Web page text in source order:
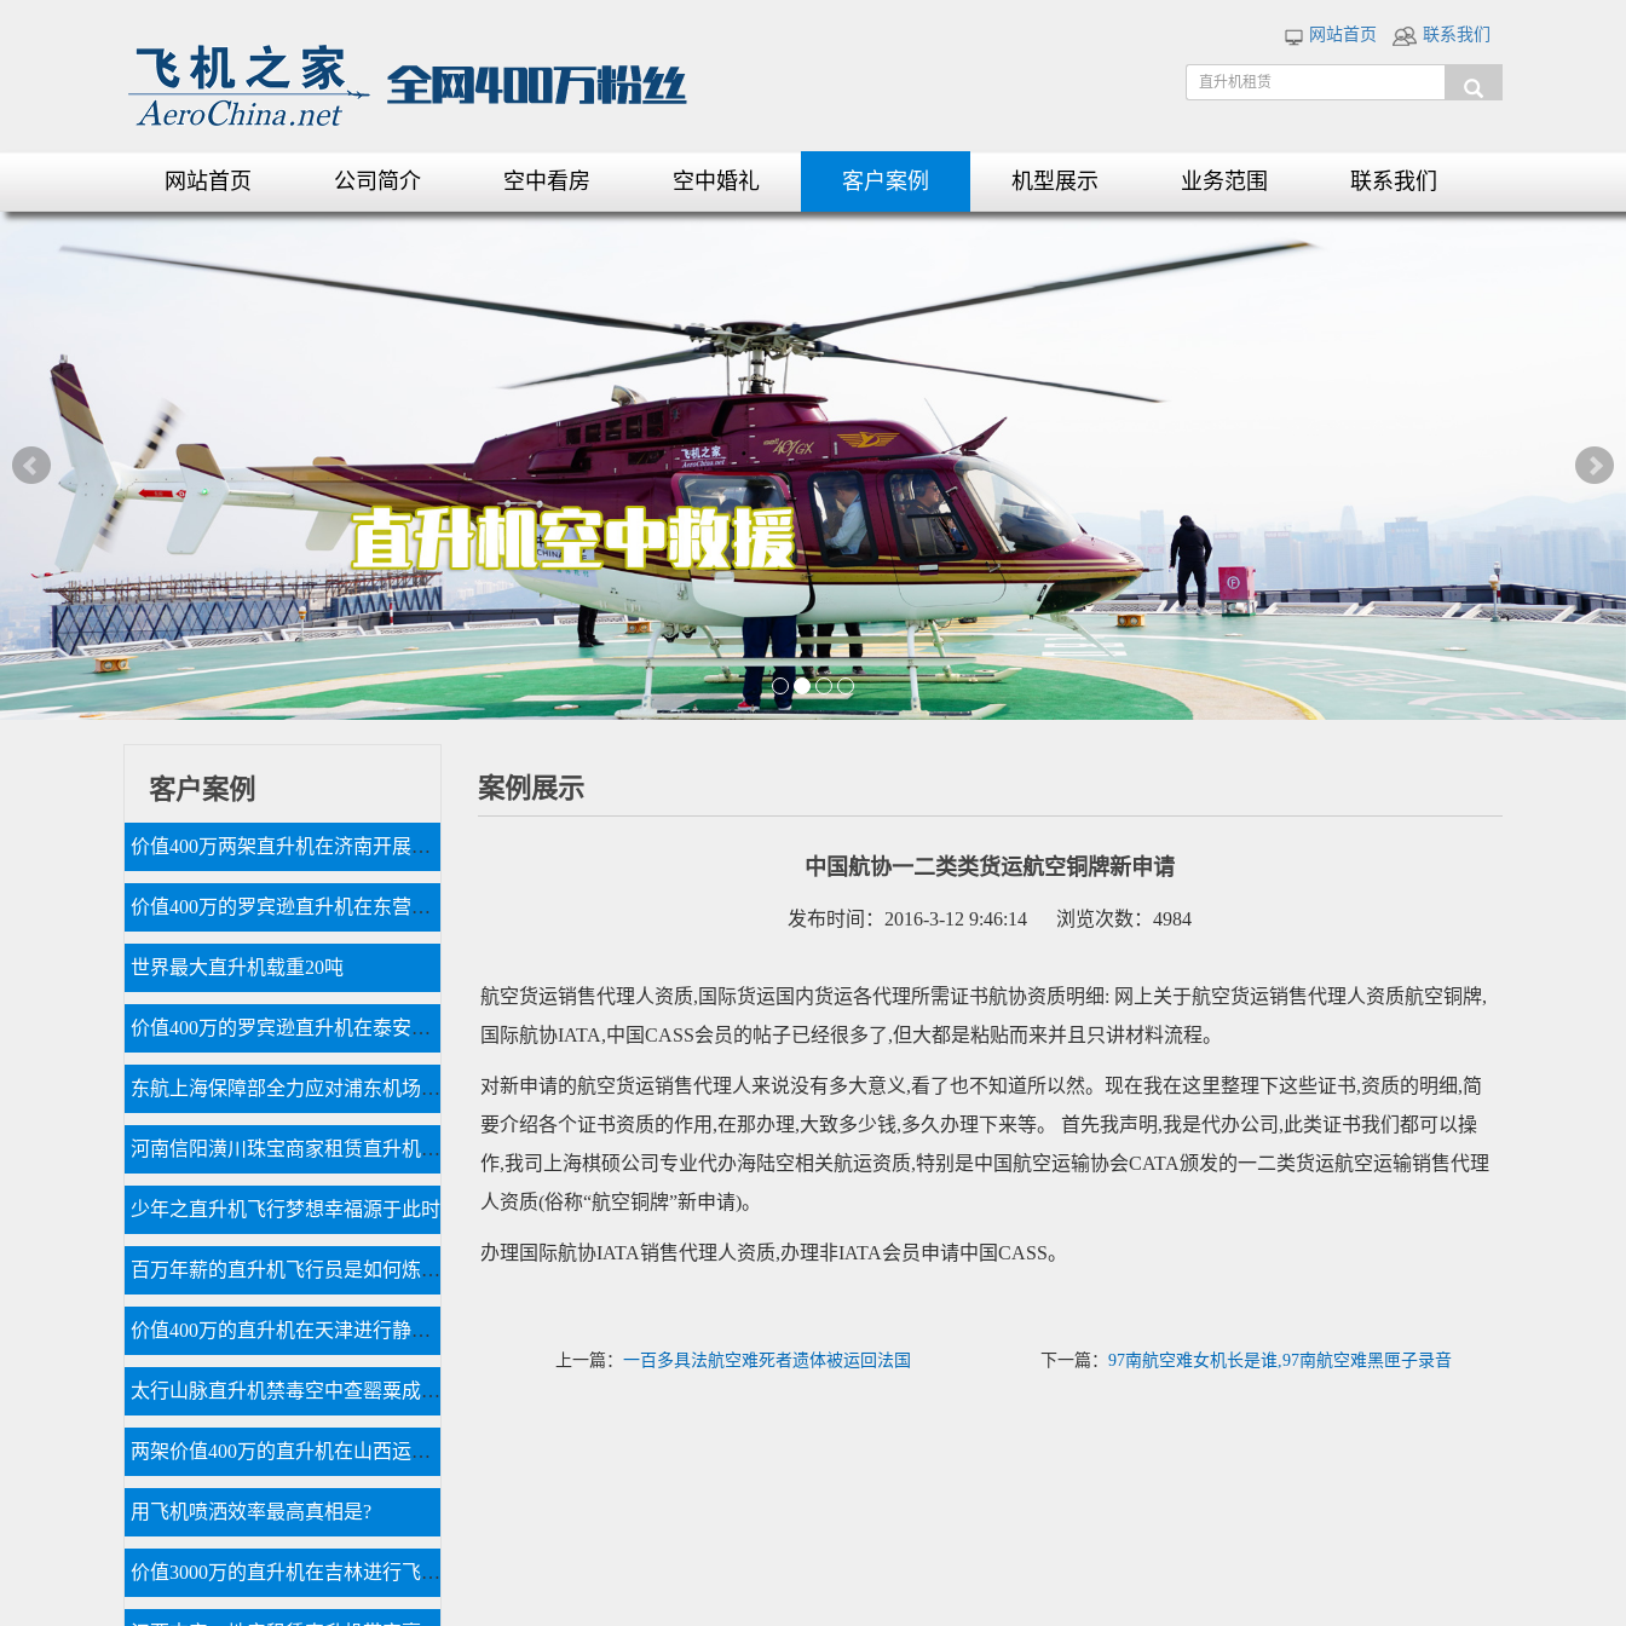
网站首页 联系我们
网站首页 公司简介 空中看房 空中婚礼 客户案例 机型展示 业务范围 联系我们
案例展示
中国航协一二类类货运航空铜牌新申请
发布时间：2016-3-12 9:46:14 浏览次数：4984
航空货运销售代理人资质,国际货运国内货运各代理所需证书航协资质明细: 网上关于航空货运销售代理人资质航空铜牌,
国际航协IATA,中国CASS会员的帖子已经很多了,但大都是粘贴而来并且只讲材料流程。
对新申请的航空货运销售代理人来说没有多大意义,看了也不知道所以然。现在我在这里整理下这些证书,资质的明细,简
要介绍各个证书资质的作用,在那办理,大致多少钱,多久办理下来等。 首先我声明,我是代办公司,此类证书我们都可以操
作,我司上海棋硕公司专业代办海陆空相关航运资质,特别是中国航空运输协会CATA颁发的一二类货运航空运输销售代理
人资质(俗称“航空铜牌”新申请)。
办理国际航协IATA销售代理人资质,办理非IATA会员申请中国CASS。
上一篇：一百多具法航空难死者遗体被运回法国 下一篇：97南航空难女机长是谁,97南航空难黑匣子录音
客户案例
价值400万两架直升机在济南开展空中广告飞行
价值400万的罗宾逊直升机在东营海上进行飞行体验
世界最大直升机载重20吨
价值400万的罗宾逊直升机在泰安开展静态展示
东航上海保障部全力应对浦东机场低云天气
河南信阳潢川珠宝商家租赁直升机节日庆典
少年之直升机飞行梦想幸福源于此时
百万年薪的直升机飞行员是如何炼成的
价值400万的直升机在天津进行静态展览活动
太行山脉直升机禁毒空中查罂粟成新手段
两架价值400万的直升机在山西运城河津县进行静态展览
用飞机喷洒效率最高真相是?
价值3000万的直升机在吉林进行飞蛾病虫防治